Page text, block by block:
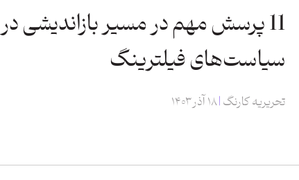
11 پرسش مهم در مسیر بازاندیشی در
سیاست‌های فیلترینگ
تحریریه کارنگ ۱۸ آذر ۱۴۰۳